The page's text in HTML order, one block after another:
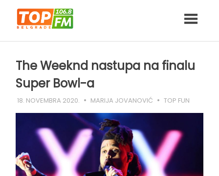
content
The Weeknd nastupa na finalu
Super Bowl-a
18. NOVEMBRA 2020. MARIJA JOVANOVIĆ TOP FUN